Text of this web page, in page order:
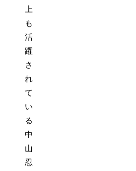
上
も
活
躍
さ
れ
て
い
る
中
山
忍